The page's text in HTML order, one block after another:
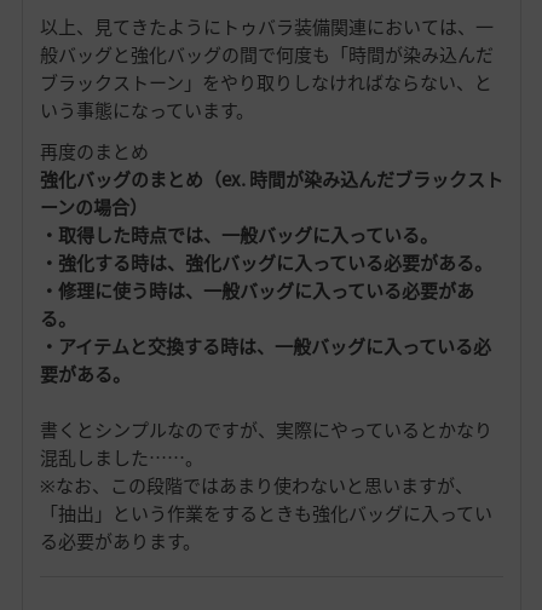
以上、見てきたようにトゥバラ装備関連においては、一
般バッグと強化バッグの間で何度も「時間が染み込んだ
ブラックストーン」をやり取りしなければならない、と
いう事態になっています。
再度のまとめ
強化バッグのまとめ（ex. 時間が染み込んだブラックスト
ーンの場合）
・取得した時点では、一般バッグに入っている。
・強化する時は、強化バッグに入っている必要がある。
・修理に使う時は、一般バッグに入っている必要があ
る。
・アイテムと交換する時は、一般バッグに入っている必
要がある。
書くとシンプルなのですが、実際にやっているとかなり
混乱しました……。
※なお、この段階ではあまり使わないと思いますが、
「抽出」という作業をするときも強化バッグに入ってい
る必要があります。